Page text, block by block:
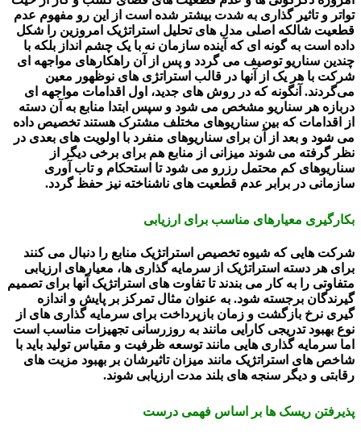
تواتر و تاثیر گذاری به شدت بیشتر شده است از این رو مفهوم عدم
قطعیت شالکه اصلی مدل های تحلیل استراتژیک امروزین را شکل
داده است به گونه ای که آینده سازمان نه با یک چشم انداز بلکه با
چندین سناریو توصیف می گردد و پس از آن راهکارهای مواجهه ای
شرکت با هر یک از آنها در قالب استراتژی های نوظهور معین
می‌گردند. آنگونه که در روش های جدید، اول اقدامات مواجهه ای
دربازه هر سناریو مشخص می شود و سپس ابتدا منابع به آن دسته
از اقدامات که بین سناریوهای مختلف مشترک هستند تخصیص داده
می شود و بعد از آن برای سناریوهای منفرد با اولویت های بعدی در
نظر گرفته می شوند میزانی از منابع هم برای برخی دیگر از
سناریوهای کم محتمل رزرو می شود تا استحکام و تاب آوری
سازمانی در برابر عدم قطعیت های ناشناخته نیز حفظ گردد.
بکارگیری معیارهای مناسب برای ارزیابی
شرکت هایی که شیوه تخصیص استراتژیک منابع را دنبال می کنند
برای هر دسته استراتژیک از سرمایه گذاری ها، معیارهای ارزیابی
متفاوتی را به کار می بندند تا تفاوت های استراتژیک آنها برای تصمیم
گیرندگان برجسته شود. به عنوان مثال تمرکز بر پایش و اندازه
گیری نرخ بازگشت و زمان بازپرداخت برای سرمایه گذاری های از
نوع بهبود تدریجی کارایی مانند به روزرسانی تجهیزات مناسب است
اما سرمایه گذاری هایی مانند توسعه ظرفیت و مقیاس تولید باید با
شاخص های استراتژیک مانند میزان تاثیرشان بر بهبود مزیت های
رقابتی و دیگر سنجه های بلند مدت ارزیابی شوند.
پذیرفتن ریسک ها بر اساس فهمی درست